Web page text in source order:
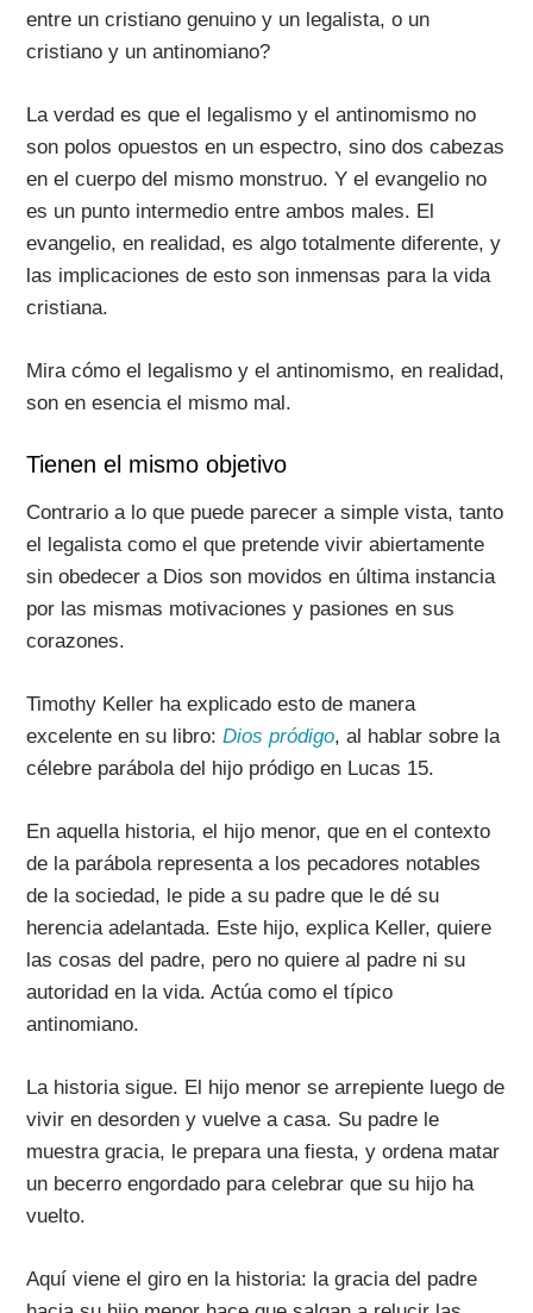
entre un cristiano genuino y un legalista, o un
cristiano y un antinomiano?
La verdad es que el legalismo y el antinomismo no
son polos opuestos en un espectro, sino dos cabezas
en el cuerpo del mismo monstruo. Y el evangelio no
es un punto intermedio entre ambos males. El
evangelio, en realidad, es algo totalmente diferente, y
las implicaciones de esto son inmensas para la vida
cristiana.
Mira cómo el legalismo y el antinomismo, en realidad,
son en esencia el mismo mal.
Tienen el mismo objetivo
Contrario a lo que puede parecer a simple vista, tanto
el legalista como el que pretende vivir abiertamente
sin obedecer a Dios son movidos en última instancia
por las mismas motivaciones y pasiones en sus
corazones.
Timothy Keller ha explicado esto de manera
excelente en su libro:Dios pródigo, al hablar sobre la
célebre parábola del hijo pródigo en Lucas 15.
En aquella historia, el hijo menor, que en el contexto
de la parábola representa a los pecadores notables
de la sociedad, le pide a su padre que le dé su
herencia adelantada. Este hijo, explica Keller, quiere
las cosas del padre, pero no quiere al padre ni su
autoridad en la vida. Actúa como el típico
antinomiano.
La historia sigue. El hijo menor se arrepiente luego de
vivir en desorden y vuelve a casa. Su padre le
muestra gracia, le prepara una fiesta, y ordena matar
un becerro engordado para celebrar que su hijo ha
vuelto.
Aquí viene el giro en la historia: la gracia del padre